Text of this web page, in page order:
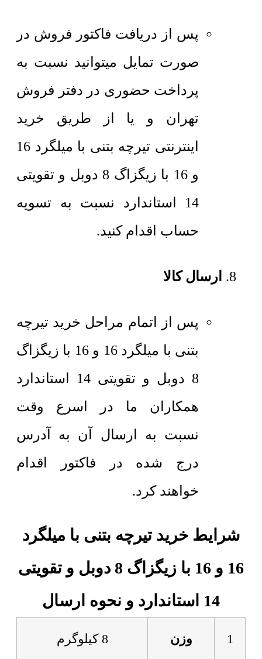
پس از دریافت فاکتور فروش در
صورت تمایل میتوانید نسبت به
پرداخت حضوری در دفتر فروش
تهران و یا از طریق خرید
اینترنتی تیرچه بتنی با میلگرد 16
و 16 با زیگزاگ 8 دوبل و تقویتی
14 استاندارد نسبت به تسویه
حساب اقدام کنید.
ارسال کالا
پس از اتمام مراحل خرید تیرچه
بتنی با میلگرد 16 و 16 با زیگزاگ
8 دوبل و تقویتی 14 استاندارد
همکاران ما در اسرع وقت
نسبت به ارسال آن به آدرس
درج شده در فاکتور اقدام
خواهند کرد.
شرایط خرید تیرچه بتنی با میلگرد
16 و 16 با زیگزاگ 8 دوبل و تقویتی
14 استاندارد و نحوه ارسال
1 وزن 8 کیلوگرم